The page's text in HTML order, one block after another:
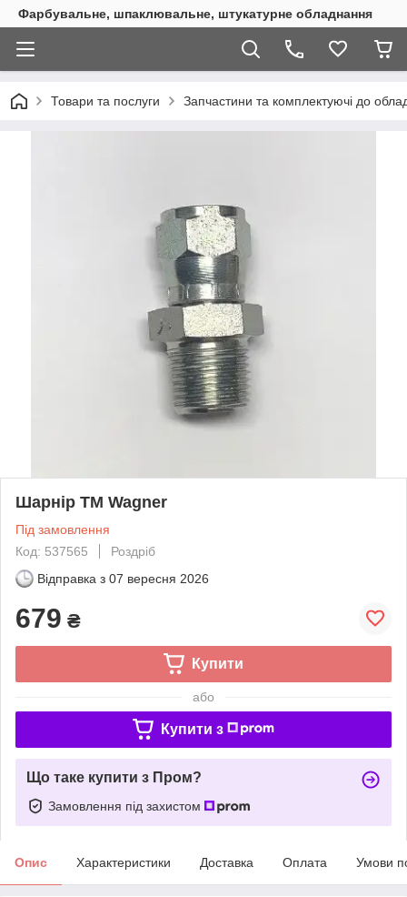
Фарбувальне, шпаклювальне, штукатурне обладнання
Товари та послуги Запчастини та комплектуючі до
Шарнір TM Wagner
Під замовлення
Код: 537565
Роздріб
Відправка з 07 вересня 2026
679 ₴
Купити
або
Купити з
Що таке купити з Пром?
Замовлення під захистом
Опис Характеристики Доставка Оплата Умови